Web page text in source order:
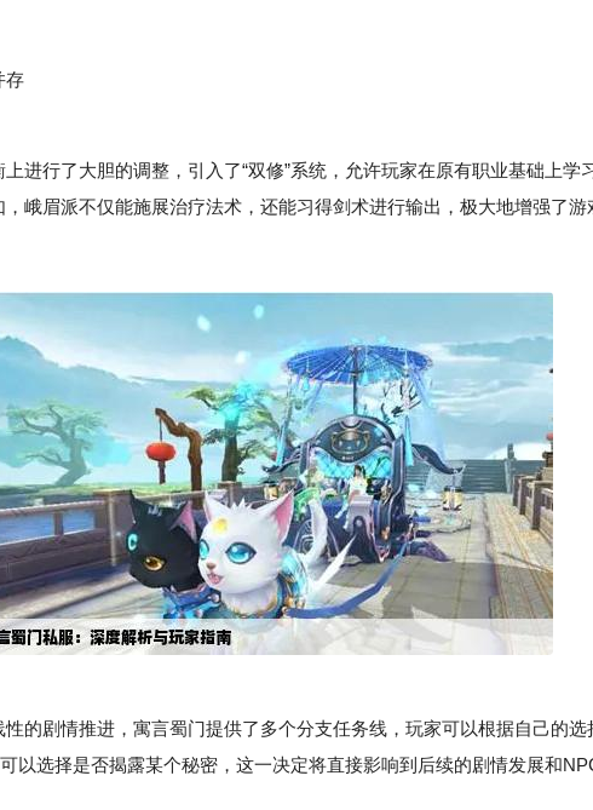
存
行了大胆的调整，引入了“双修”系统，允许玩家在原有职业基础上学
峨眉派不仅能施展治疗法术，还能习得剑术进行输出，极大地增强了
剧情推进，寓言蜀门提供了多个分支任务线，玩家可以根据自己的选
以选择是否揭露某个秘密，这一决定将直接影响到后续的剧情发展和